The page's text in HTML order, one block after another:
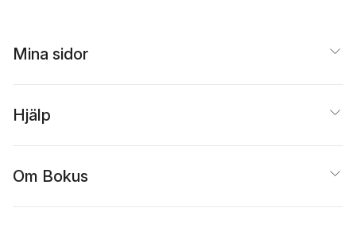
Mina sidor
Hjälp
Om Bokus